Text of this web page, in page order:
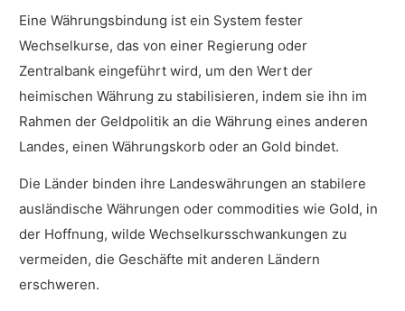
Währungsbindungen gibt es?
Was sind Beispiele für Währungsbindungen?
Wie verwendet man die Währungsbindung im
Forex Handel?
Wann sollte man Währungsbindungen im
Handel einsetzen?
Was sind die Vorteile von
Währungsbindungen?
Was sind die Nachteile von
Währungsbindungen?
Eine Währungsbindung ist ein System fester
Wechselkurse, das von einer Regierung oder
Zentralbank eingeführt wird, um den Wert der
heimischen Währung zu stabilisieren, indem sie ihn im
Rahmen der Geldpolitik an die Währung eines anderen
Landes, einen Währungskorb oder an Gold bindet.
Die Länder binden ihre Landeswährungen an stabilere
ausländische Währungen oder commodities wie Gold, in
der Hoffnung, wilde Wechselkursschwankungen zu
vermeiden, die Geschäfte mit anderen Ländern
erschweren.